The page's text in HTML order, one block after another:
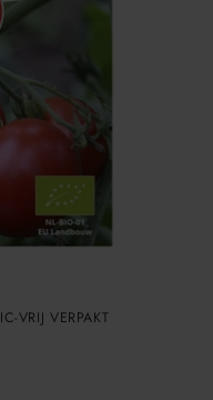
VRIJ VERPAKT